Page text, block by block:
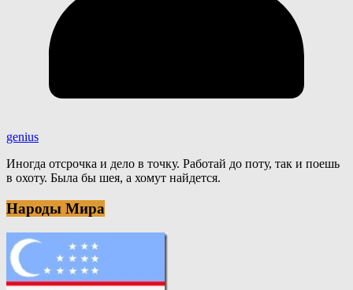
genius
Иногда отсрочка и дело в точку. Работай до поту, так и поешь
в охоту. Была бы шея, а хомут найдется.
Народы Мира